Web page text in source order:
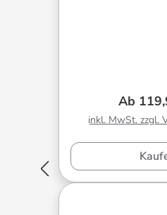
Ab
inkl. MwSt. zzgl.